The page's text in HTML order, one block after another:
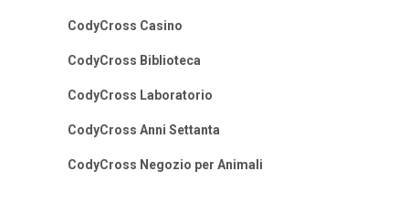
CodyCross Casino
CodyCross Biblioteca
CodyCross Laboratorio
CodyCross Anni Settanta
CodyCross Negozio per Animali